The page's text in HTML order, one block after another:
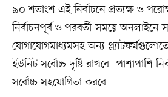
৯০ শতাংশ এই নির্বাচনে প্রত্যক্ষ ও
নির্বাচনপূর্ব ও পরবর্তী সময়ে অনলাইনে
যোগাযোগমাধ্যমসহ অন্য
ইউনিট সর্বোচ্চ দৃষ্টি রাখবে। পাশাপাশি
সর্বোচ্চ সহযোগিতা করবে।